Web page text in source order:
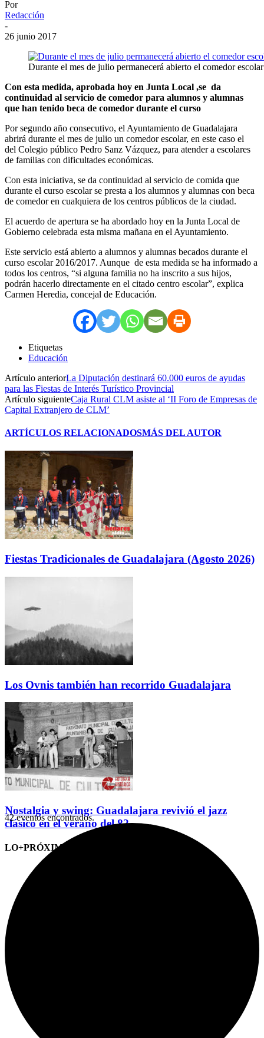
Por
Redacción
-
26 junio 2017
Durante el mes de julio permanecerá abierto el comedor
Con esta medida, aprobada hoy en Junta Local ,se da
continuidad al servicio de comedor para alumnos y alumnas
que han tenido beca de comedor durante el curso
Por segundo año consecutivo, el Ayuntamiento de Guadalajara
abrirá durante el mes de julio un comedor escolar, en este caso el
del Colegio público Pedro Sanz Vázquez, para atender a escolares
de familias con dificultades económicas.
Con esta iniciativa, se da continuidad al servicio de comida que
durante el curso escolar se presta a los alumnos y alumnas con beca
de comedor en cualquiera de los centros públicos de la ciudad.
El acuerdo de apertura se ha abordado hoy en la Junta Local de
Gobierno celebrada esta misma mañana en el Ayuntamiento.
Este servicio está abierto a alumnos y alumnas becados durante el
curso escolar 2016/2017. Aunque de esta medida se ha informado a
todos los centros, “si alguna familia no ha inscrito a sus hijos,
podrán hacerlo directamente en el citado centro escolar”, explica
Carmen Heredia, concejal de Educación.
Etiquetas
Educación
Artículo anteriorLa Diputación destinará 60.000 euros de ayudas
para las Fiestas de Interés Turístico Provincial
Artículo siguienteCaja Rural CLM asiste al ‘II Foro de Empresas de
Capital Extranjero de CLM’
ARTÍCULOS RELACIONADOSMÁS DEL AUTOR
Fiestas Tradicionales de Guadalajara (Agosto 2026)
Los Ovnis también han recorrido Guadalajara
Nostalgia y swing: Guadalajara revivió el jazz
clásico en el verano del 82
LO+PRÓXIMO (CITAS)
42 eventos encontrados.